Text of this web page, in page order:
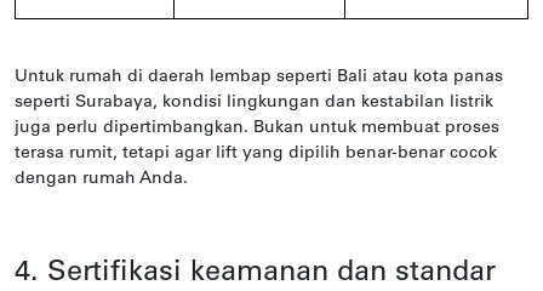
Untuk rumah di daerah lembap seperti Bali atau kota panas
seperti Surabaya, kondisi lingkungan dan kestabilan listrik
juga perlu dipertimbangkan. Bukan untuk membuat proses
terasa rumit, tetapi agar lift yang dipilih benar-benar cocok
dengan rumah Anda.
4. Sertifikasi keamanan dan standar